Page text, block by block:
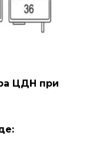
ЦДН при